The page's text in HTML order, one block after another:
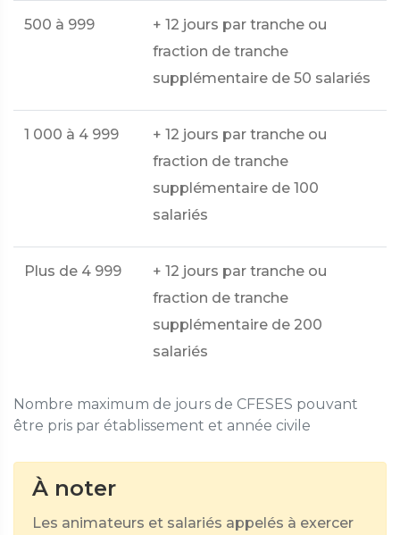
Nombre maximum de jours de CFESES pouvant
être pris par établissement et année civile
500 à 999
+ 12 jours par tranche ou
fraction de tranche
supplémentaire de 50 salariés
1 000 à 4 999
+ 12 jours par tranche ou
fraction de tranche
supplémentaire de 100
salariés
Plus de 4 999
+ 12 jours par tranche ou
fraction de tranche
supplémentaire de 200
salariés
À noter
Les animateurs et salariés appelés à exercer